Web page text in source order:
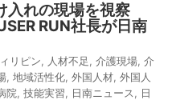
入れの現場を視察
RUN社長が日南
リピン 人材不足 介護現場 介
地域活性化 外国人材 外国人
院 技能実習 日南ニュース
日